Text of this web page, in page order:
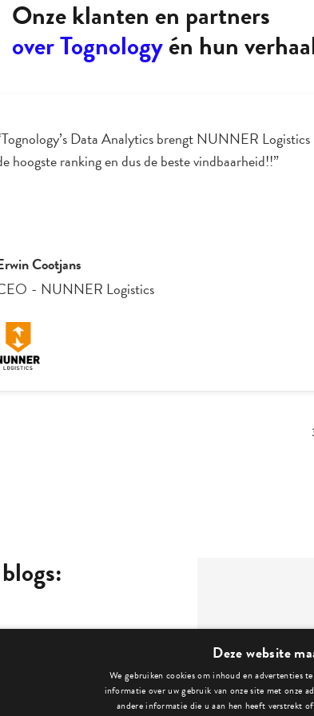
Onze klanten en partners
over Tognologyén hun
met Ton is altijd prettig, hij heeft veel
kennis en kan je op een organische manier
Cuijpers
Developer-Morres & Company
Deze website
We gebruiken cookies om inhoud en advertenties
informatie over uw gebruik van onze site met onze
andere informatie die u aan hen heeft verstrekt